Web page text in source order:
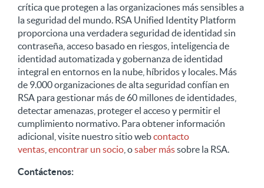
crítica que protegen a las organizaciones más sensibles a
la seguridad del mundo. RSA Unified Identity Platform
proporciona una verdadera seguridad de identidad sin
contraseña, acceso basado en riesgos, inteligencia de
identidad automatizada y gobernanza de identidad
integral en entornos en la nube, híbridos y locales. Más
de 9.000 organizaciones de alta seguridad confían en
RSA para gestionar más de 60 millones de identidades,
detectar amenazas, proteger el acceso y permitir el
cumplimiento normativo. Para obtener información
adicional, visite nuestro sitio webcontacto
ventas encontrar un socio , osaber mássobre la RSA.
Contáctenos: